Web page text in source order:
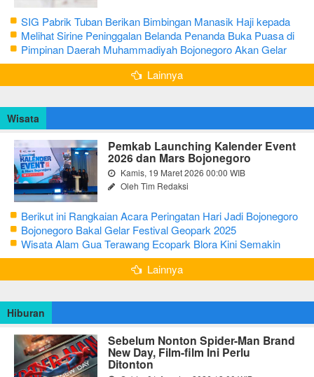
SIG Pabrik Tuban Berikan Bimbingan Manasik Haji kepada
CJH Kabupaten Tuban
Melihat Sirine Peninggalan Belanda Penanda Buka Puasa di
Pendopo Bupati Blora
Pimpinan Daerah Muhammadiyah Bojonegoro Akan Gelar
Salat Iduladha 9 Juli 2022
Lainnya
Wisata
Pemkab Launching Kalender Event
2026 dan Mars Bojonegoro
Kamis, 19 Maret 2026 00:00 WIB
Oleh Tim Redaksi
Berikut ini Rangkaian Acara Peringatan Hari Jadi Bojonegoro
Ke-348 Tahun 2025
Bojonegoro Bakal Gelar Festival Geopark 2025
Wisata Alam Gua Terawang Ecopark Blora Kini Semakin
Menarik
Lainnya
Hiburan
Sebelum Nonton Spider-Man Brand
New Day, Film-film Ini Perlu
Ditonton